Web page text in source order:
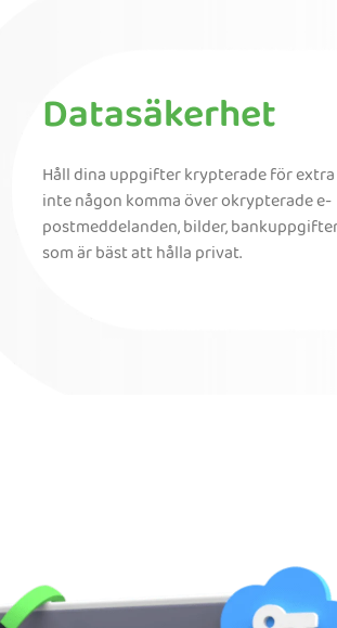
Datasäkerhet
Håll dina uppgifter krypterade för
inte någon komma över okrypterade e-
postmeddelanden, bilder,
som är bäst att hålla privat.